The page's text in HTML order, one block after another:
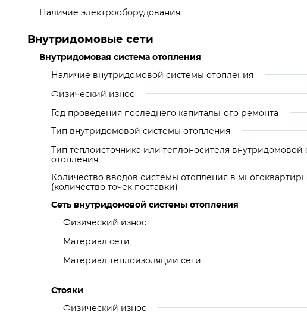
Наличие электрооборудования
Внутридомовые сети
Внутридомовая система отопления
Наличие внутридомовой системы отопления
Физический износ
Год проведения последнего капитального ремонта
Тип внутридомовой системы отопления
Тип теплоисточника или теплоносителя внутридомовой
отопления
Количество вводов системы отопления в
(количество точек поставки)
Сеть внутридомовой системы отопления
Физический износ
Материал сети
Материал теплоизоляции сети
Стояки
Физический износ